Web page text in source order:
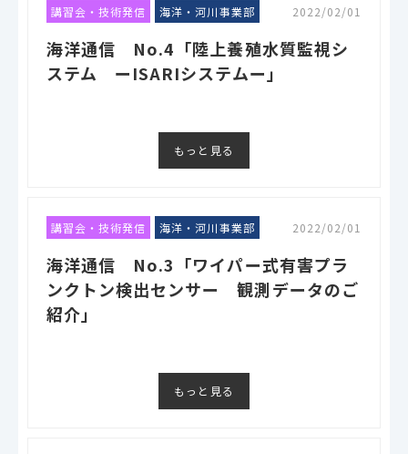
講習会・技術発信 海洋・河川事業部 2022/02/01
海洋通信 No.4「陸上養殖水質監視シ
ステム ーISARIシステムー」
もっと見る
講習会・技術発信 海洋・河川事業部 2022/02/01
海洋通信 No.3「ワイパー式有害プラ
ンクトン検出センサー 観測データのご
紹介」
もっと見る